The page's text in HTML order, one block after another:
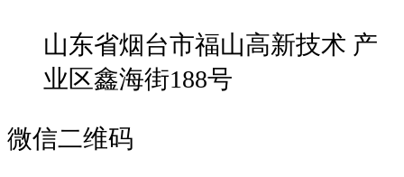
山东省烟台市福山高新技术 产
业区鑫海街188号
微信二维码